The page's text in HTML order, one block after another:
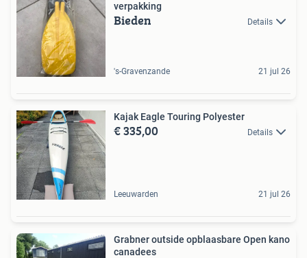
verpakking
Bieden Details
's-Gravenzande 21 jul 26
Kajak Eagle Touring Polyester
€ 335,00 Details
Leeuwarden 21 jul 26
Grabner outside opblaasbare Open kano
canadees